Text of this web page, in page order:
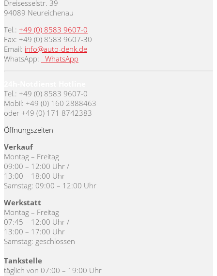
Dreisesselstr. 39
94089 Neureichenau
Tel.: +49 (0) 8583 9607-0
Fax: +49 (0) 8583 9607-30
Email: info@auto-denk.de
WhatsApp:
WhatsApp
Tel.: +49 (0) 8583 9607-0
Mobil: +49 (0) 160 2888463
oder +49 (0) 171 8742383
Öffnungszeiten
Verkauf
Montag – Freitag
09:00 – 12:00 Uhr /
13:00 – 18:00 Uhr
Samstag: 09:00 – 12:00 Uhr
Werkstatt
Montag – Freitag
07:45 – 12:00 Uhr /
13:00 – 17:00 Uhr
Samstag: geschlossen
Tankstelle
täglich von 07:00 – 19:00 Uhr